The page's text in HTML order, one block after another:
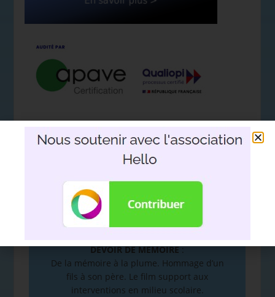
Nous soutenir avec l'association
Hello
DEVOIR DE MÉMOIRE:
De la mémoire à la plume. Hommage d’un
fils à son père. Le film support aux
interventions en milieu scolaire.